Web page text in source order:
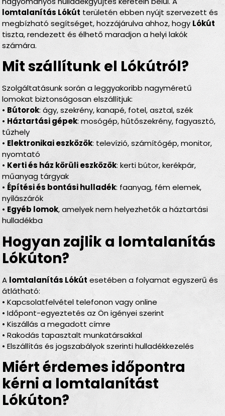
lomtalanítás Lókút területén ebben nyújt szervezett és
megbízható segítséget, hozzájárulva ahhoz, hogy Lókút
tiszta, rendezett és élhető maradjon a helyi lakók
számára.
Mit szállítunk el Lókútról?
Szolgáltatásunk során a leggyakoribb nagyméretű
lomokat biztonságosan elszállítjuk:
• Bútorok: ágy, szekrény, kanapé, fotel, asztal, szék
• Háztartási gépek: mosógép, hűtőszekrény, fagyasztó,
tűzhely
• Elektronikai eszközök: televízió, számítógép, monitor,
nyomtató
• Kerti és ház körüli eszközök: kerti bútor, kerékpár,
műanyag tárgyak
• Építési és bontási hulladék: faanyag, fém elemek,
nyílászárók
• Egyéb lomok, amelyek nem helyezhetők a háztartási
hulladékba
Hogyan zajlik a lomtalanítás
Lókúton?
A lomtalanítás Lókút esetében a folyamat egyszerű és
átlátható:
• Kapcsolatfelvétel telefonon vagy online
• Időpont-egyeztetés az Ön igényei szerint
• Kiszállás a megadott címre
• Rakodás tapasztalt munkatársakkal
• Elszállítás és jogszabályok szerinti hulladékkezelés
Miért érdemes időpontra
kérni a lomtalanítást
Lókúton?